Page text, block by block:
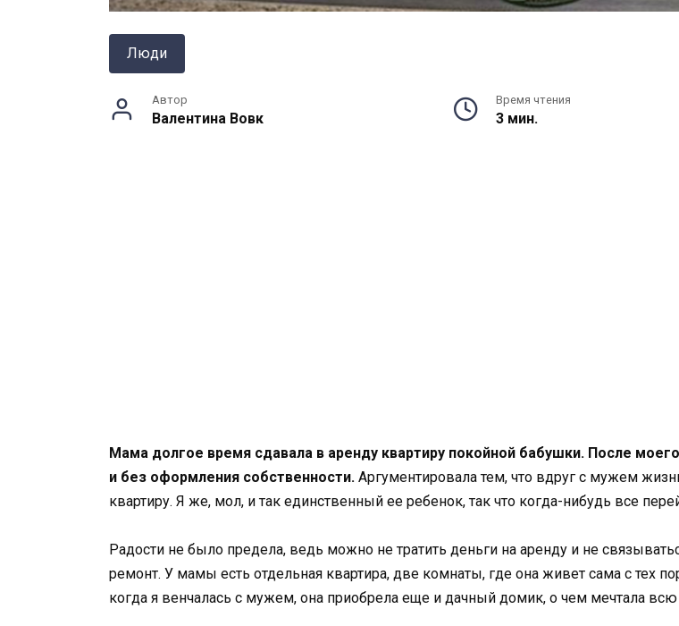
Люди
Автор
Валентина Вовк
Время чтения
3 мин.
Мама долгое время сдавала в аренду квартиру покойной бабушки. После
и без оформления собственности. Аргументировала тем, что вдруг с мужем
квартиру. Я же, мол, и так единственный ее ребенок, так что когда-нибудь все
Радости не было предела, ведь можно не тратить деньги на аренду и не
ремонт. У мамы есть отдельная квартира, две комнаты, где она живет сама с тех
когда я венчалась с мужем, она приобрела еще и дачный домик, о чем мечтала